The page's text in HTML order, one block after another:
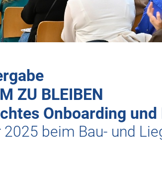
ZU BLEIBEN
Onboarding
beim Bau- und